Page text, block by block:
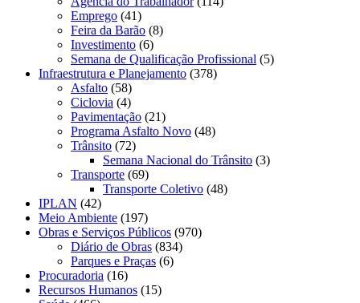
Emprego (41)
Feira da Barão (8)
Investimento (6)
Semana de Qualificação Profissional (5)
Infraestrutura e Planejamento (378)
Asfalto (58)
Ciclovia (4)
Pavimentação (21)
Programa Asfalto Novo (48)
Trânsito (72)
Semana Nacional do Trânsito (3)
Transporte (69)
Transporte Coletivo (48)
IPLAN (42)
Meio Ambiente (197)
Obras e Serviços Públicos (970)
Diário de Obras (834)
Parques e Praças (6)
Procuradoria (16)
Recursos Humanos (15)